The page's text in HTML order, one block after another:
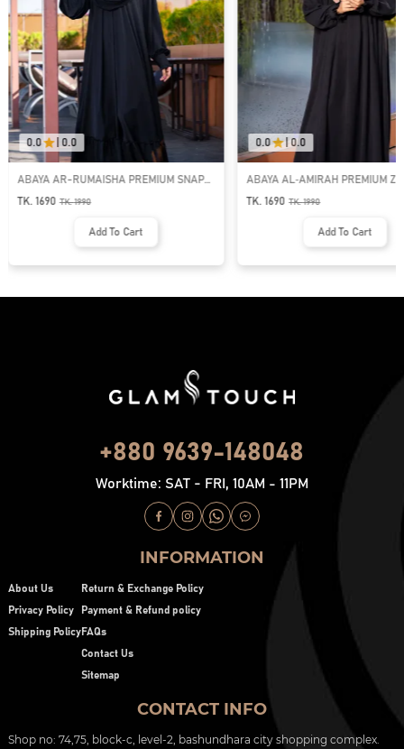
0.0 0.0
ABAYA AR-RUMAISHA PREMIUM SNAP
BUTTON ABAYA
TK. 1690 TK.1990
Add To Cart
0.0 | 0.0
ABAYA AL‑AMIRAH PREMIUM
NECK ABAYA
TK. 1690 TK.1990
Add To Cart
+880 9639-148048
Worktime: SAT - FRI, 10AM - 11PM
INFORMATION
About Us
Privacy Policy
Shipping Policy
Return & Exchange Policy
Payment & Refund policy
FAQs
Contact Us
Sitemap
CONTACT INFO
Shop no: 74,75, block-c, level-2, bashundhara city shopping complex.